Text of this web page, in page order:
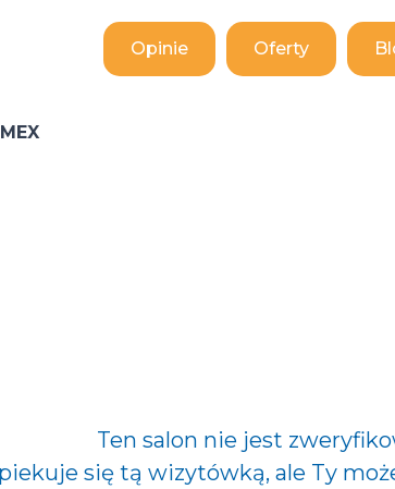
Opinie Oferty
Ten salon nie jest
się tą wizytówką, ale Ty